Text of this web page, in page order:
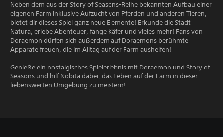
Neben dem aus der Story of Seasons-Reihe bekannten Aufbau einer
eigenen Farm inklusive Aufzucht von Pferden und anderen Tieren,
bietet dir dieses Spiel ganz neue Elemente! Erkunde die Stadt
Natura, erlebe Abenteuer, fange Käfer und vieles mehr! Fans von
Doraemon dürfen sich außerdem auf Doraemons berühmte
Apparate freuen, die im Alltag auf der Farm aushelfen!
Genieße ein nostalgisches Spielerlebnis mit Doraemon und Story of
Seasons und hilf Nobita dabei, das Leben auf der Farm in dieser
liebenswerten Umgebung zu meistern!